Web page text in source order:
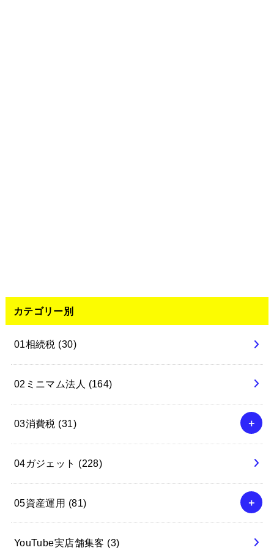
カテゴリー別
01相続税 (30)
02ミニマム法人 (164)
03消費税 (31)
04ガジェット (228)
05資産運用 (81)
YouTube実店舗集客 (3)